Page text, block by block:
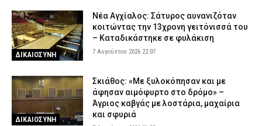
ΔΙΚΑΙΟΣΥΝΗ
Νέα Αγχίαλος: Σάτυρος αυνανιζόταν
κοιτώντας την 13χρονη γειτόνισσά του
– Καταδικάστηκε σε φυλάκιση
7 Αυγούστου 2026 22:07
ΔΙΚΑΙΟΣΥΝΗ
Σκιάθος: «Με ξυλοκόπησαν και με
άφησαν αιμόφυρτο στο δρόμο» –
Άγριος καβγάς με λοστάρια, μαχαίρια
και σφυριά